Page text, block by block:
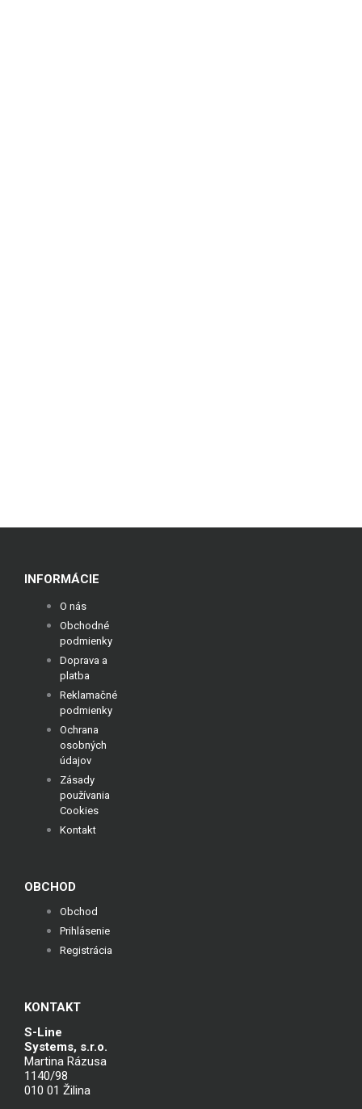
INFORMÁCIE
O nás
Obchodné
podmienky
Doprava a
platba
Reklamačné
podmienky
Ochrana
osobných
údajov
Zásady
používania
Cookies
Kontakt
OBCHOD
Obchod
Prihlásenie
Registrácia
KONTAKT
S-Line
Systems, s.r.o.
Martina Rázusa
1140/98
010 01 Žilina